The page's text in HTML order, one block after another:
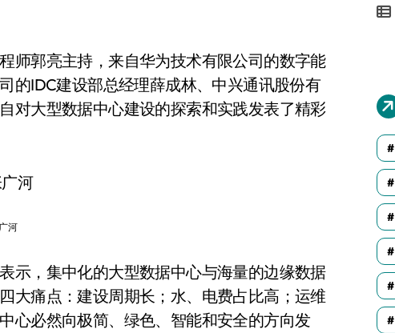
师郭亮主持，来自华为技术有限公司的数字能
的IDC建设部总经理薛成林、中兴通讯股份有
对大型数据中心建设的探索和实践发表了精彩
河
示，集中化的大型数据中心与海量的边缘数据
大痛点：建设周期长；水、电费占比高；运维
心必然向极简、绿色、智能和安全的方向发